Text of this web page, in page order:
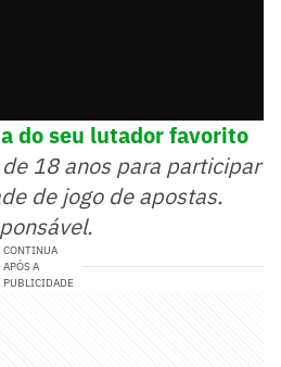
do seu lutador favorito
18 anos para participar
de jogo de apostas.
CONTINUA
APÓS A
PUBLICIDADE